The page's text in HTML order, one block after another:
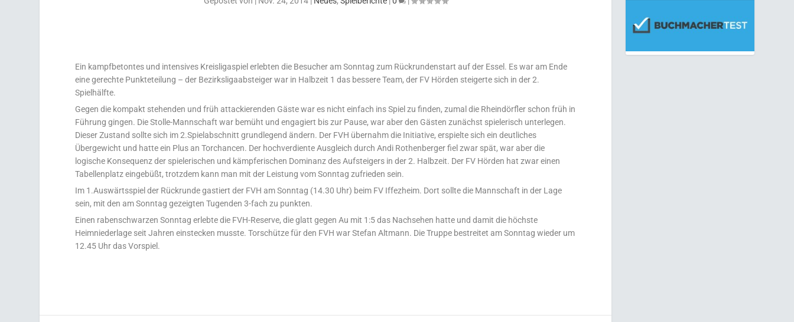
Ein kampfbetontes und intensives Kreisligaspiel erlebten die Besucher am Sonntag zum Rückrundenstart auf der Essel. Es war am Ende
eine gerechte Punkteteilung – der Bezirksligaabsteiger war in Halbzeit 1 das bessere Team, der FV Hörden steigerte sich in der 2.
Spielhälfte.
Gegen die kompakt stehenden und früh attackierenden Gäste war es nicht einfach ins Spiel zu finden, zumal die Rheindörfler schon früh in
Führung gingen. Die Stolle-Mannschaft war bemüht und engagiert bis zur Pause, war aber den Gästen zunächst spielerisch unterlegen.
Dieser Zustand sollte sich im 2.Spielabschnitt grundlegend ändern. Der FVH übernahm die Initiative, erspielte sich ein deutliches
Übergewicht und hatte ein Plus an Torchancen. Der hochverdiente Ausgleich durch Andi Rothenberger fiel zwar spät, war aber die
logische Konsequenz der spielerischen und kämpferischen Dominanz des Aufsteigers in der 2. Halbzeit. Der FV Hörden hat zwar einen
Tabellenplatz eingebüßt, trotzdem kann man mit der Leistung vom Sonntag zufrieden sein.
Im 1.Auswärtsspiel der Rückrunde gastiert der FVH am Sonntag (14.30 Uhr) beim FV Iffezheim. Dort sollte die Mannschaft in der Lage
sein, mit den am Sonntag gezeigten Tugenden 3-fach zu punkten.
Einen rabenschwarzen Sonntag erlebte die FVH-Reserve, die glatt gegen Au mit 1:5 das Nachsehen hatte und damit die höchste
Heimniederlage seit Jahren einstecken musste. Torschütze für den FVH war Stefan Altmann. Die Truppe bestreitet am Sonntag wieder um
12.45 Uhr das Vorspiel.